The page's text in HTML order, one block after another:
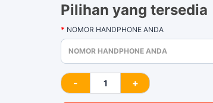
Pilihan yang tersedia
NOMOR HANDPHONE ANDA